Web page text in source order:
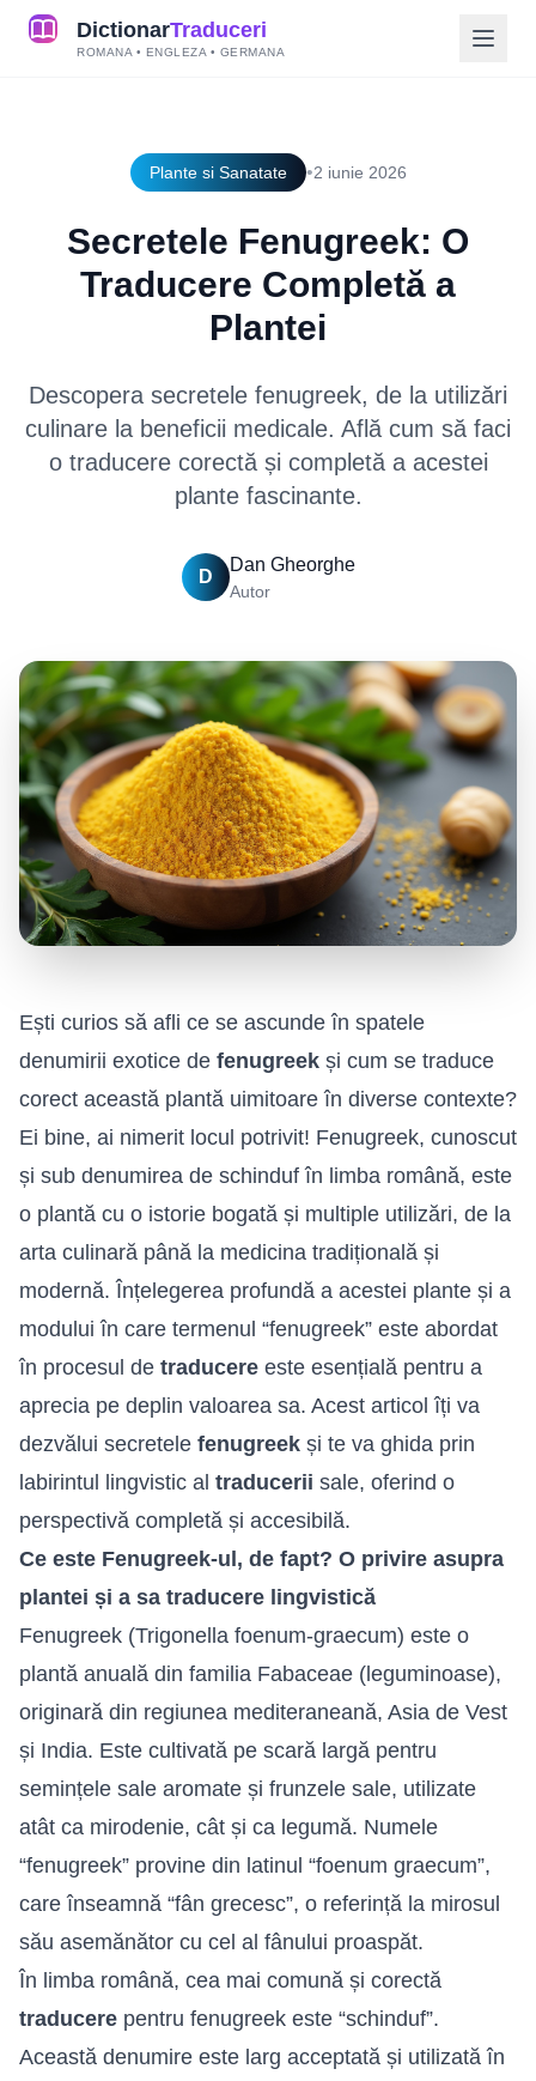
DictionarTraduceri
ROMANA • ENGLEZA • GERMANA
Plante si Sanatate •2 iunie 2026
Secretele Fenugreek: O
Traducere Completă a
Plantei
Descopera secretele fenugreek, de la utilizări
culinare la beneficii medicale. Află cum să faci
o traducere corectă și completă a acestei
plante fascinante.
D
Dan Gheorghe
Autor
Ești curios să afli ce se ascunde în spatele
denumirii exotice de fenugreek și cum se traduce
corect această plantă uimitoare în diverse contexte?
Ei bine, ai nimerit locul potrivit! Fenugreek, cunoscut
și sub denumirea de schinduf în limba română, este
o plantă cu o istorie bogată și multiple utilizări, de la
arta culinară până la medicina tradițională și
modernă. Înțelegerea profundă a acestei plante și a
modului în care termenul “fenugreek” este abordat
în procesul de traducere este esențială pentru a
aprecia pe deplin valoarea sa. Acest articol îți va
dezvălui secretele fenugreek și te va ghida prin
labirintul lingvistic al traducerii sale, oferind o
perspectivă completă și accesibilă.
Ce este Fenugreek-ul, de fapt? O privire asupra
plantei și a sa traducere lingvistică
Fenugreek (Trigonella foenum-graecum) este o
plantă anuală din familia Fabaceae (leguminoase),
originară din regiunea mediteraneană, Asia de Vest
și India. Este cultivată pe scară largă pentru
semințele sale aromate și frunzele sale, utilizate
atât ca mirodenie, cât și ca legumă. Numele
“fenugreek” provine din latinul “foenum graecum”,
care înseamnă “fân grecesc”, o referință la mirosul
său asemănător cu cel al fânului proaspăt.
În limba română, cea mai comună și corectă
traducere pentru fenugreek este “schinduf”.
Această denumire este larg acceptată și utilizată în